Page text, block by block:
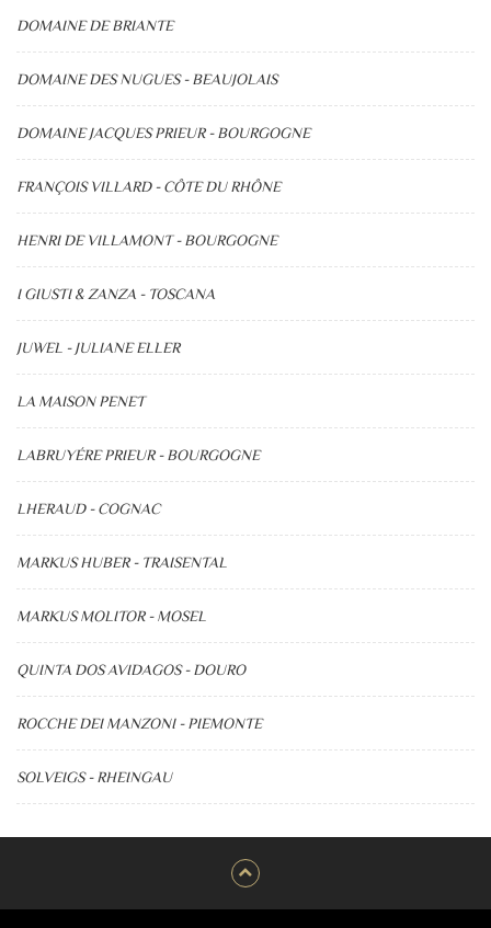
DOMAINE DE BRIANTE
DOMAINE DES NUGUES - BEAUJOLAIS
DOMAINE JACQUES PRIEUR - BOURGOGNE
FRANÇOIS VILLARD - CÔTE DU RHÔNE
HENRI DE VILLAMONT - BOURGOGNE
I GIUSTI & ZANZA - TOSCANA
JUWEL - JULIANE ELLER
LA MAISON PENET
LABRUYÉRE PRIEUR - BOURGOGNE
LHERAUD - COGNAC
MARKUS HUBER - TRAISENTAL
MARKUS MOLITOR - MOSEL
QUINTA DOS AVIDAGOS - DOURO
ROCCHE DEI MANZONI - PIEMONTE
SOLVEIGS - RHEINGAU